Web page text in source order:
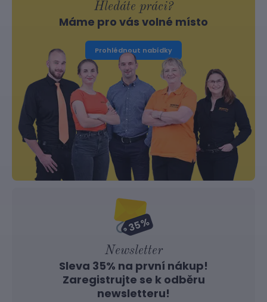
Hledáte práci?
Máme pro vás volné místo
Prohlédnout nabídky
Newsletter
Sleva 35% na první nákup!
Zaregistrujte se k odběru
newsletteru!